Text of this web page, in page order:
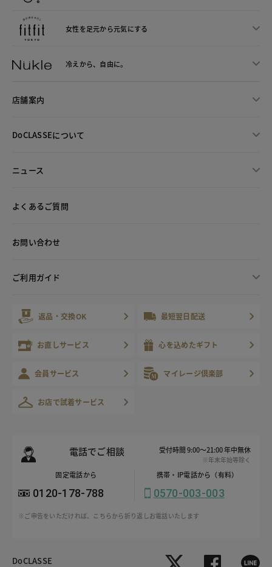
女性を足元から元気にする
冷えから、 自由に。
店舗案内
DoCLASSEについて
ニュース
よくあるご質問
お問い合わせ
ご利用ガイド
返品・交換OK 最短翌日配送
お直しサービス 心を込めたギフト
会員サービス マイレージ倶楽部
お店で試着サービス
電話でご相談 受付時間 9:00～21:00 年中無休
※年末年始等除く
固定電話から
0120-178-788
携帯・IP電話から（有料）
0570-003-003
※ご申告をいただければ、こちらから折り返しお電話いたします
DoCLASSE